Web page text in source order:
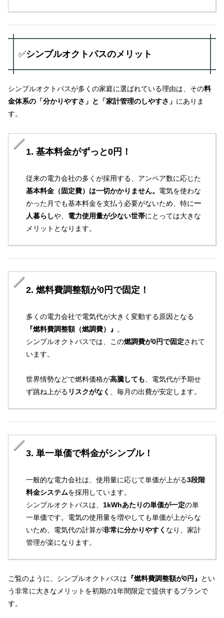
✅シンプルオクトパスのメリット
シンプルオクトパスが多くの家庭に選ばれている理由は、その料
金体系の「分かりやすさ」と「家計管理のしやすさ」 にありま
す。
1. 基本料金がずっと0円！
従来の電力会社の多くが採用する、アンペア数に応じた
基本料金（固定費）は一切かかりません。 電気を使わな
かった月でも基本料金を支払う必要がないため、特に一
人暮らしや、 電力使用量が少ない世帯にとっては大きな
メリットとなります。
2. 燃料費調整額が0円で固定！
多くの電力会社で電気代が大きく変動する原因となる
『燃料費調整額（燃調費）』
。
シンプルオクトパスでは、この燃調費が0円で固定されて
います。
世界情勢などで燃料価格が高騰しても 、電気代が予期せ
ず跳ね上がる リスクがなく 、毎月の出費が安定します。
3. 単一単価で料金がシンプル！
一般的な電力会社は、使用量に応じて単価が上がる3段階
料金システムを採用しています。
シンプルオクトパスは、 1kWhあたりの単価が一定の単
一単価です。電気の使用量を増やしても単価が上がらな
いため、電気代の計算が非常に分かりやすく なり、家計
管理が楽になります。
ご覧のように、シンプルオクトパスは 『燃料費調整額が0円』
とい
う非常に大きなメリットを初期の1年間限定で提供するプランで
す。